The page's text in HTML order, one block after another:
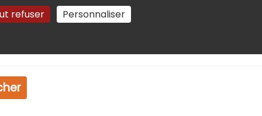
refuser Personnaliser
Gestion des cookies